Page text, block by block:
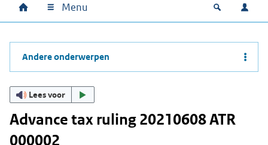
Hoofdnavigatie
Home Menu Open
Andere onderwerpen
Lees voor
Advance tax ruling 20210608 ATR
000002